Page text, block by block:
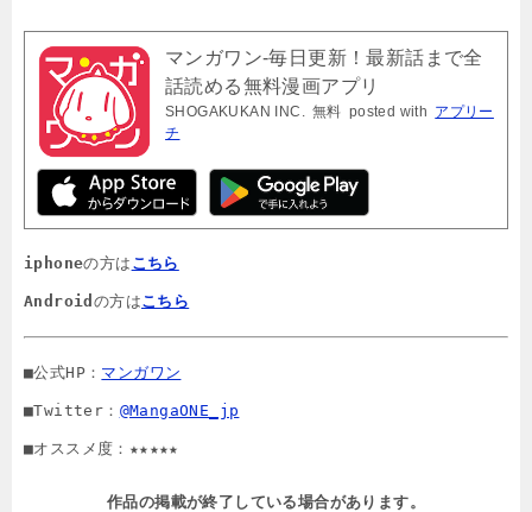
マンガワン-毎日更新！最新話まで全
話読める無料漫画アプリ
SHOGAKUKAN INC. 無料 posted with アプリー
チ
iphoneの方は こちら
Android の方はこちら
■公式HP： マンガワン
■Twitter： @MangaONE_jp
■オススメ度：★★★★★
作品の掲載が終了している場合があります。